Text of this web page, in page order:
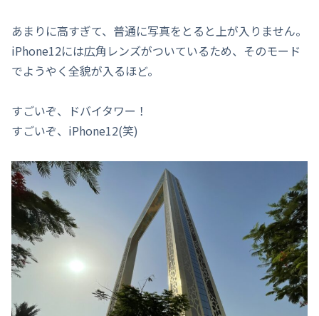
あまりに高すぎて、普通に写真をとると上が入りません。
iPhone12には広角レンズがついているため、そのモード
でようやく全貌が入るほど。
すごいぞ、ドバイタワー！
すごいぞ、iPhone12(笑)